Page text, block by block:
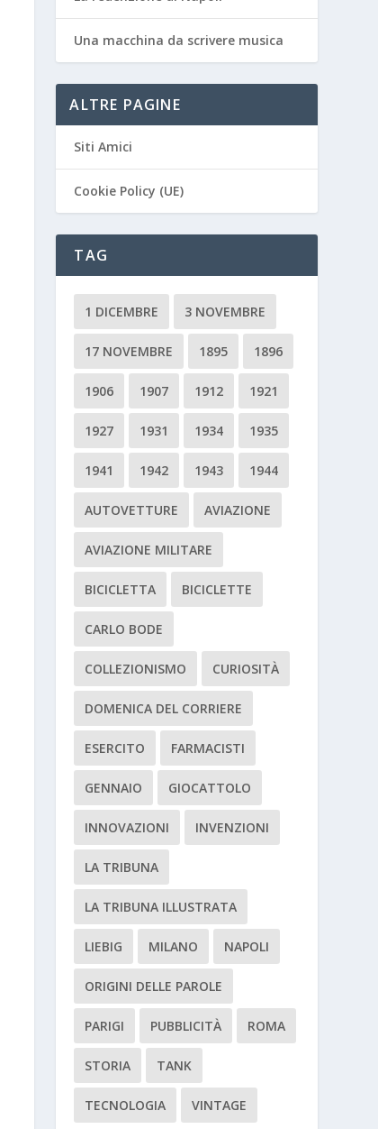
Una macchina da scrivere musica
ALTRE PAGINE
Siti Amici
Cookie Policy (UE)
TAG
1 DICEMBRE 3 NOVEMBRE
17 NOVEMBRE 1895 1896
1906 1907 1912 1921
1927 1931 1934 1935
1941 1942 1943 1944
AUTOVETTURE AVIAZIONE
AVIAZIONE MILITARE
BICICLETTA BICICLETTE
CARLO BODE
COLLEZIONISMO CURIOSITÀ
DOMENICA DEL CORRIERE
ESERCITO FARMACISTI
GENNAIO GIOCATTOLO
INNOVAZIONI INVENZIONI
LA TRIBUNA
LA TRIBUNA ILLUSTRATA
LIEBIG MILANO NAPOLI
ORIGINI DELLE PAROLE
PARIGI PUBBLICITÀ ROMA
STORIA TANK
TECNOLOGIA VINTAGE